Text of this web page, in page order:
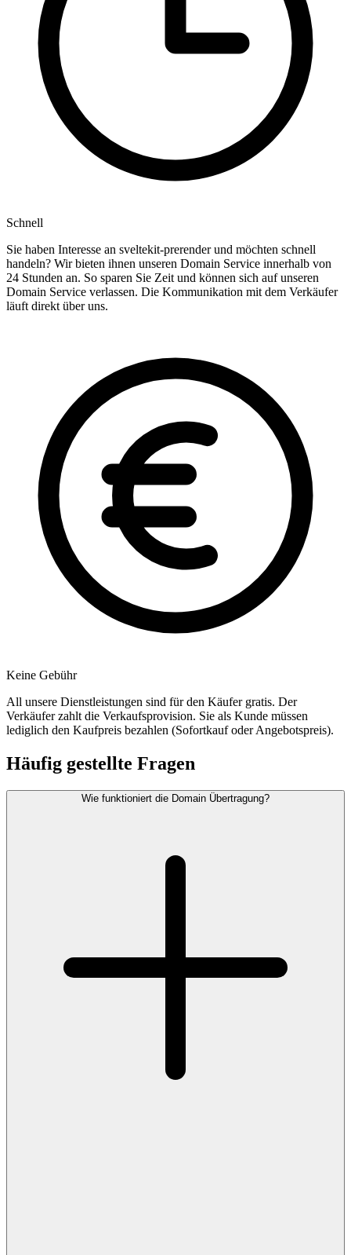
Schnell
Sie haben Interesse an sveltekit-prerender und möchten schnell
handeln? Wir bieten ihnen unseren Domain Service innerhalb von
24 Stunden an. So sparen Sie Zeit und können sich auf unseren
Domain Service verlassen. Die Kommunikation mit dem Verkäufer
läuft direkt über uns.
Keine Gebühr
All unsere Dienstleistungen sind für den Käufer gratis. Der
Verkäufer zahlt die Verkaufsprovision. Sie als Kunde müssen
lediglich den Kaufpreis bezahlen (Sofortkauf oder Angebotspreis).
Häufig gestellte Fragen
Wie funktioniert die Domain Übertragung?